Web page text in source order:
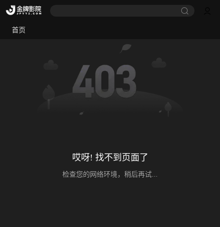
首页
哎呀! 找不到页面了
检查您的网络环境，稍后再试...